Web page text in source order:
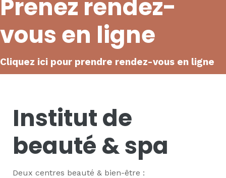
Prenez rendez-
vous en ligne
Cliquez ici pour prendre rendez-vous en ligne
Institut de
beauté & spa
Deux centres beauté & bien-être :